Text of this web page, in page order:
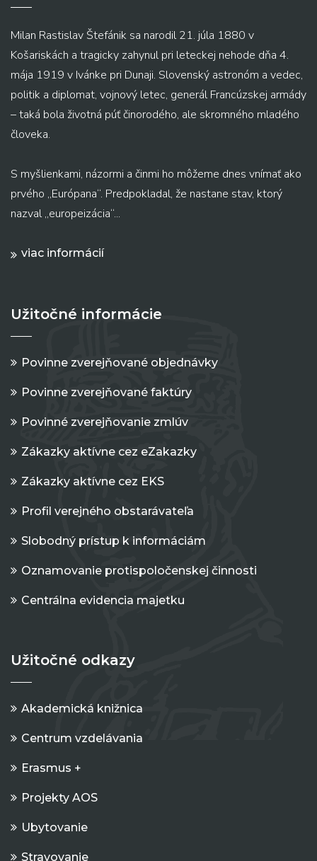
Milan Rastislav Štefánik sa narodil 21. júla 1880 v
Košariskách a tragicky zahynul pri leteckej nehode dňa 4.
mája 1919 v Ivánke pri Dunaji. Slovenský astronóm a vedec,
politik a diplomat, vojnový letec, generál Francúzskej armády
– taká bola životná púť činorodého, ale skromného mladého
človeka.
S myšlienkami, názormi a činmi ho môžeme dnes vnímať ako
prvého „Európana“. Predpokladal, že nastane stav, ktorý
nazval „europeizácia“...
viac informácií
Užitočné informácie
Povinne zverejňované objednávky
Povinne zverejňované faktúry
Povinné zverejňovanie zmlúv
Zákazky aktívne cez eZakazky
Zákazky aktívne cez EKS
Profil verejného obstarávateľa
Slobodný prístup k informáciám
Oznamovanie protispoločenskej činnosti
Centrálna evidencia majetku
Užitočné odkazy
Akademická knižnica
Centrum vzdelávania
Erasmus +
Projekty AOS
Ubytovanie
Stravovanie